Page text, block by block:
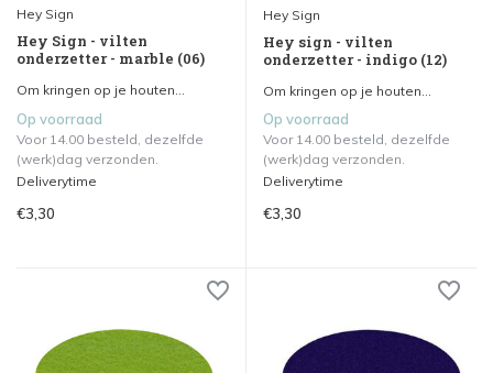
Hey Sign
Hey Sign - vilten
onderzetter - marble (06)
Om kringen op je houten...
Op voorraad
Voor 14.00 besteld, dezelfde
(werk)dag verzonden.
Deliverytime
€3,30
Hey Sign
Hey sign - vilten
onderzetter - indigo (12)
Om kringen op je houten...
Op voorraad
Voor 14.00 besteld, dezelfde
(werk)dag verzonden.
Deliverytime
€3,30